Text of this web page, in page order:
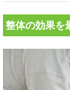
整体の効果を